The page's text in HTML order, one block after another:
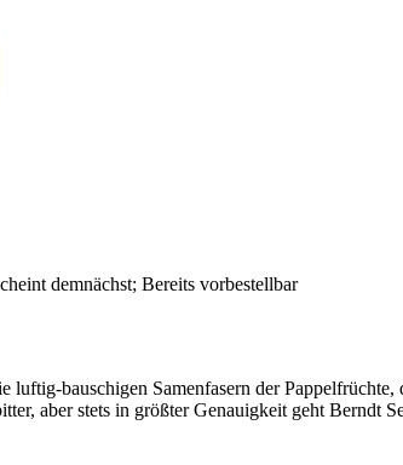
demnächst; Bereits vorbestellbar
luftig-bauschigen Samenfasern der
aber stets in größter Genauigkeit geht Berndt